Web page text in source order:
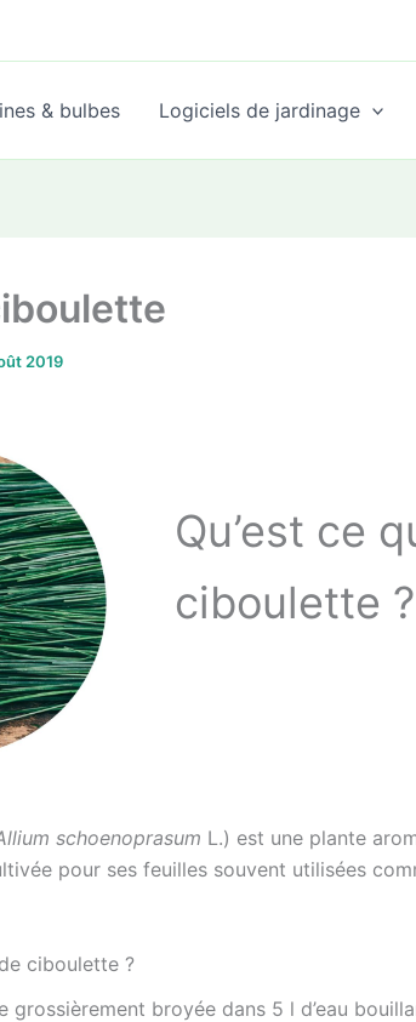
& bulbes Logiciels de jardinage
2019
Qu’est ce
ciboulette ?
schoenoprasum L.) est une plante
pour ses feuilles souvent utilisées
ciboulette ?
grossièrement broyée dans 5 l d’eau